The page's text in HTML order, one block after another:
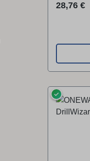
DDZ-
(Art.:
28,76 €
✓